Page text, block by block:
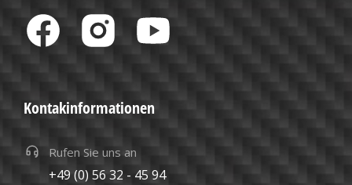
Kontakinformationen
Rufen Sie uns an
+49 (0) 56 32 - 45 94